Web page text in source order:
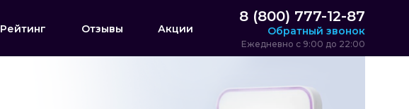
Рейтинг Отзывы Акции
8 (800) 777-12-87
Обратный звонок
Ежедневно с 9:00 до 22:00